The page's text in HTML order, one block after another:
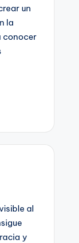
un
la
conocer
al
y